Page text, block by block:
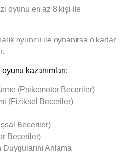
oyunu en az 8 kişi ile
oyuncu ile oynanırsa o kadar
kazanımları:
(Psikomotor Beceriler)
(Fiziksel Beceriler)
Beceriler)
Beceriler)
Duygularını Anlama